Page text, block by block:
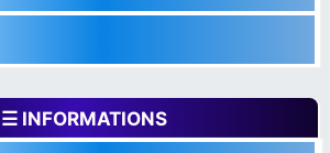
☰ INFORMATIONS